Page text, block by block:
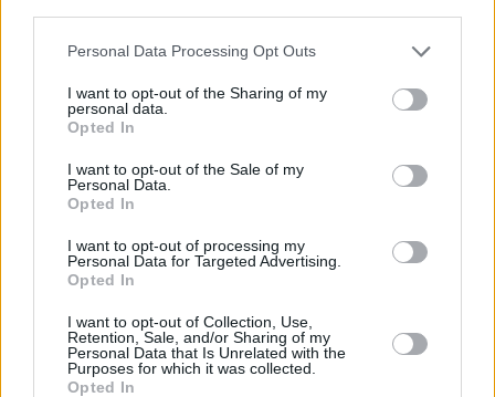
Please note that this website/app uses one or more Google
not limited to your visit or usage behaviour. You may click to
grant or deny consent to Google and its third-party tags to
use your data for below specified purposes in below Google
consent section.
Personal Data Processing Opt Outs
I want to opt-out of the Sharing of my
personal data.
Opted In
I want to opt-out of the Sale of my
Personal Data.
Opted In
I want to opt-out of processing my
Personal Data for Targeted Advertising.
Opted In
I want to opt-out of Collection, Use,
Retention, Sale, and/or Sharing of my
Personal Data that Is Unrelated with the
Purposes for which it was collected.
Opted In